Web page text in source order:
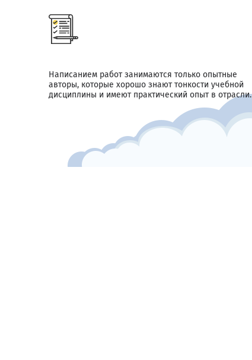
Написанием работ занимаются только опытные
авторы, которые хорошо знают тонкости учебной
дисциплины и имеют практический опыт в отрасли.